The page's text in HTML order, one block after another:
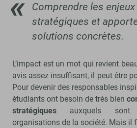
Comprendre les enjeux
stratégiques et
solutions concrètes.
L’impact est un mot qui revient
avis assez insuffisant, il peut être
Pour devenir des responsables
étudiants ont besoin de très bien
stratégiques auxquels sont
organisations de la société. Mais il